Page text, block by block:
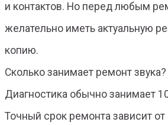
и контактов. Но перед любым
желательно иметь актуальную
копию.
Сколько занимает ремонт звука?
Диагностика обычно занимает
Точный срок ремонта зависит